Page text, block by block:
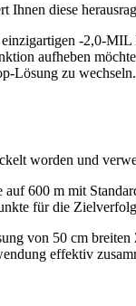
diese
-2,0-
aufheben
zu
worden und
600 m mit
für die
von 50 cm
effektiv